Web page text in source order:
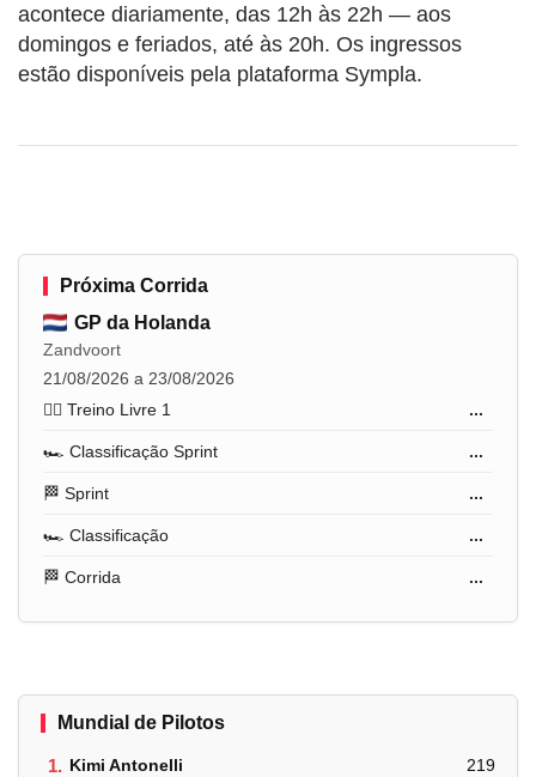
acontece diariamente, das 12h às 22h — aos
domingos e feriados, até às 20h. Os ingressos
estão disponíveis pela plataforma Sympla.
Próxima Corrida
GP da Holanda
Zandvoort
21/08/2026 a 23/08/2026
🏋️‍♂️ Treino Livre 1
...
🏎️ Classificação Sprint ...
🏁 Sprint ...
🏎️ Classificação ...
🏁 Corrida ...
Mundial de Pilotos
1. Kimi Antonelli 219